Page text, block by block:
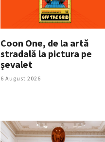
Coon One, de la artă
stradală la pictura pe
șevalet
6 August 2026